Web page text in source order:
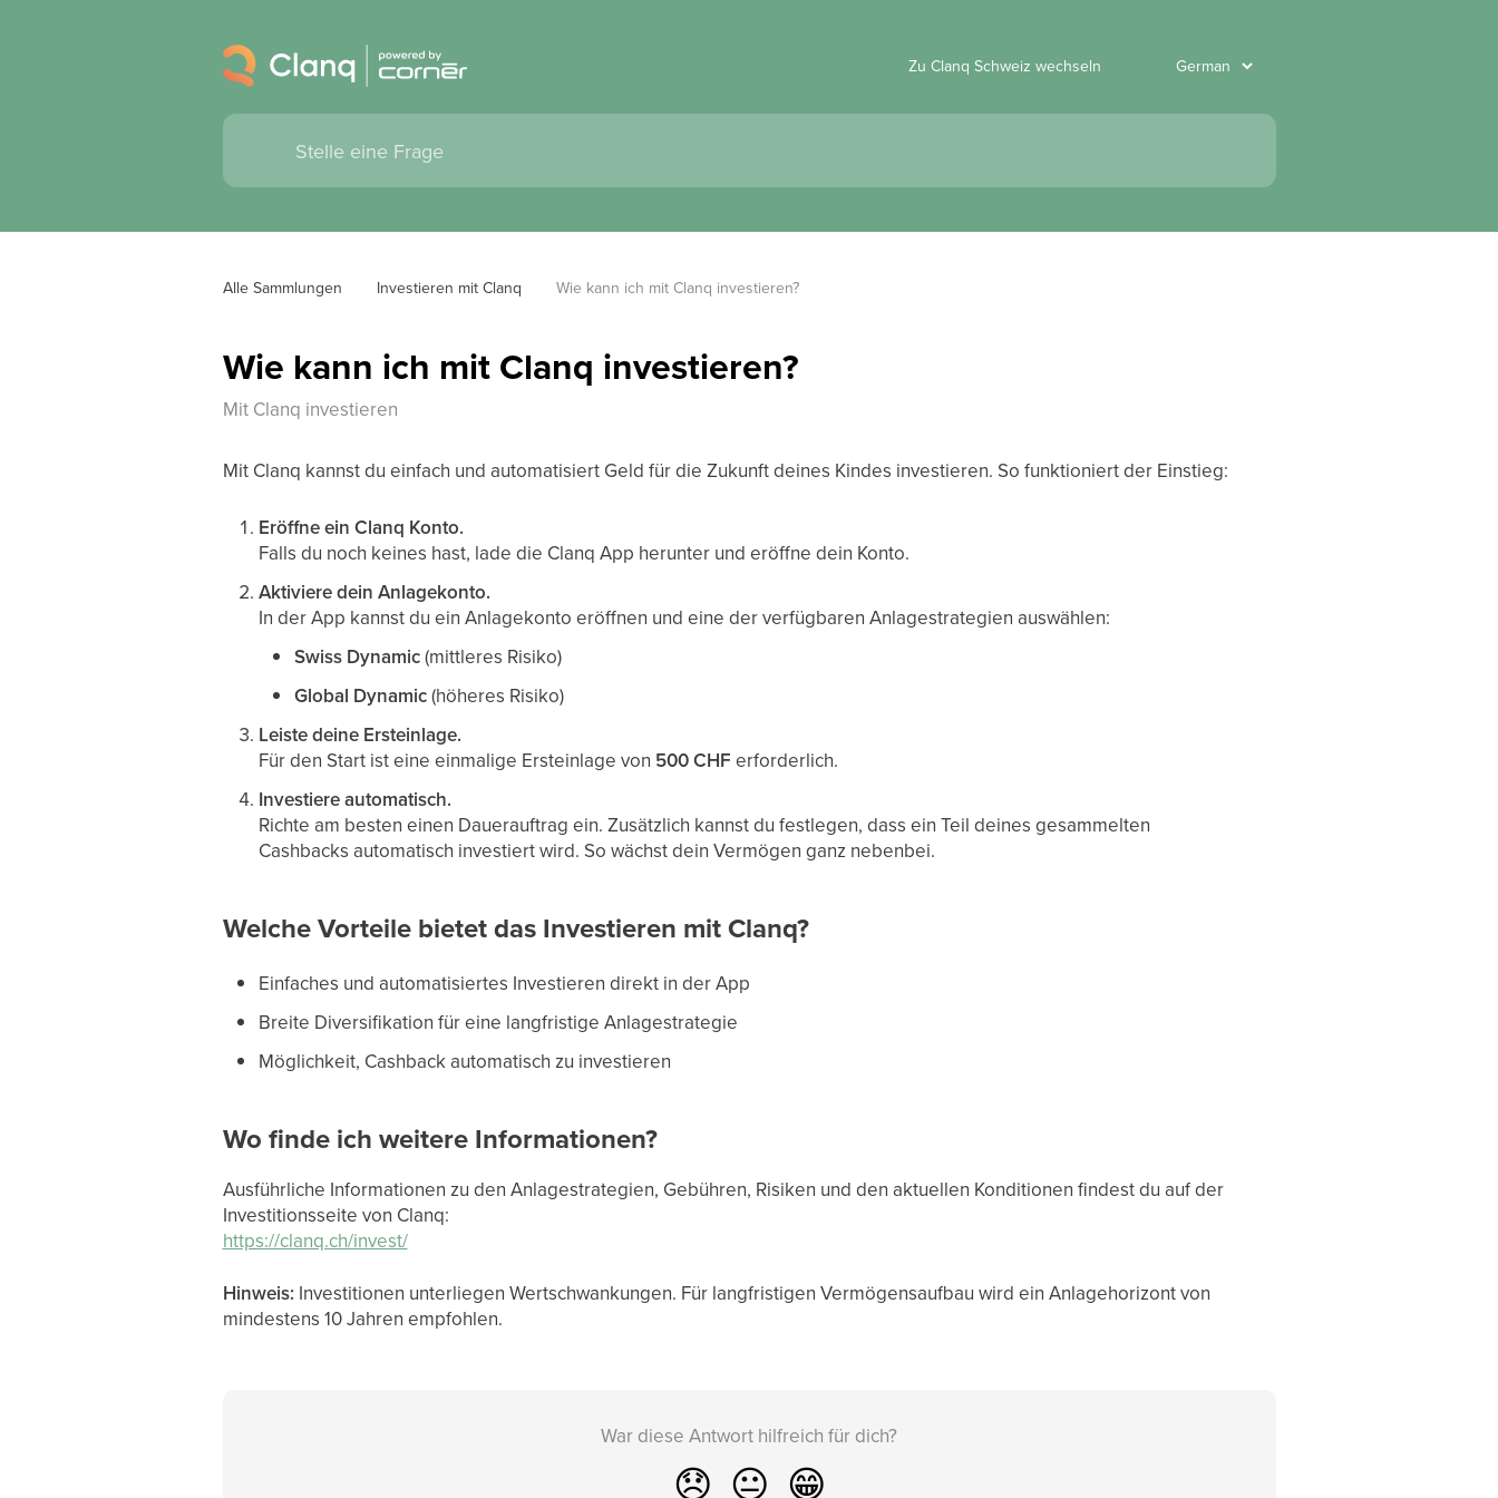
Zu Clanq Schweiz wechseln
Alle Sammlungen Investieren mit Clanq Wie kann ich mit Clanq investieren?
Wie kann ich mit Clanq investieren?
Mit Clanq investieren
Mit Clanq kannst du einfach und automatisiert Geld für die Zukunft deines Kindes investieren. So funktioniert der Einstieg:
Eröffne ein Clanq Konto.
Falls du noch keines hast, lade die Clanq App herunter und eröffne dein Konto.
Aktiviere dein Anlagekonto.
In der App kannst du ein Anlagekonto eröffnen und eine der verfügbaren Anlagestrategien auswählen:
Swiss Dynamic(mittleres Risiko)
Global Dynamic(höheres Risiko)
Leiste deine Ersteinlage.
Für den Start ist eine einmalige Ersteinlage von 500CHF erforderlich.
Investiere automatisch.
Richte am besten einen Dauerauftrag ein. Zusätzlich kannst du festlegen, dass ein Teil deines gesammelten
Cashbacks automatisch investiert wird. So wächst dein Vermögen ganz nebenbei.
Welche Vorteile bietet das Investieren mit Clanq?
Einfaches und automatisiertes Investieren direkt in der App
Breite Diversifikation für eine langfristige Anlagestrategie
Möglichkeit, Cashback automatisch zu investieren
Wo finde ich weitere Informationen?
Ausführliche Informationen zu den Anlagestrategien, Gebühren, Risiken und den aktuellen Konditionen findest du auf der
Investitionsseite von Clanq:
https://clanq.ch/invest/
Hinweis: Investitionen unterliegen Wertschwankungen. Für langfristigen Vermögensaufbau wird ein Anlagehorizont von
mindestens 10 Jahren empfohlen.
War diese Antwort hilfreich für dich?
😞 😐 😁